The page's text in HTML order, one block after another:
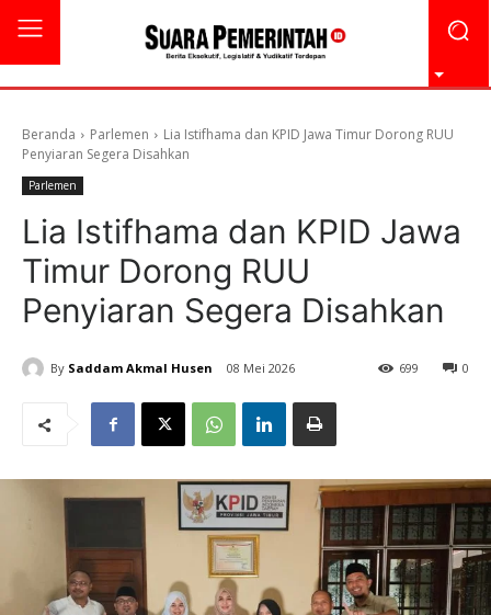
Beranda Parlemen
Lia Istifhama dan KPID Jawa Timur Dorong RUU
Penyiaran Segera Disahkan
Parlemen
Lia Istifhama dan KPID Jawa
Timur Dorong RUU
Penyiaran Segera Disahkan
By Saddam Akmal Husen 08 Mei 2026 0
699